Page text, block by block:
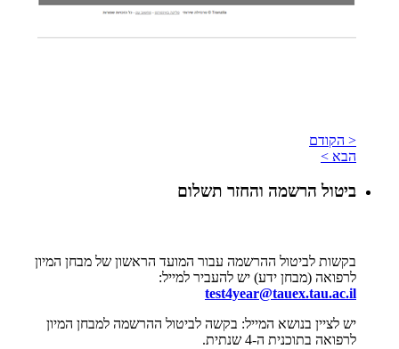
< הקודם
הבא >
ביטול הרשמה והחזר תשלום
בקשות לביטול ההרשמה עבור המועד הראשון של מבחן המיון
לרפואה (מבחן ידע) יש להעביר למייל:
test4year@tauex.tau.ac.il
יש לציין בנושא המייל: בקשה לביטול ההרשמה למבחן המיון
לרפואה בתוכנית ה-4 שנתית.